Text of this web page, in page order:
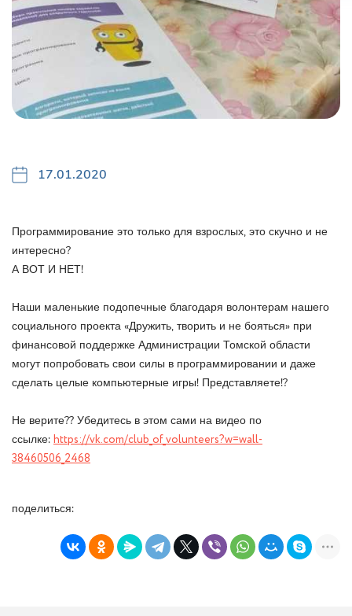
17.01.2020
Программирование это только для взрослых, это скучно и не
интересно?
А ВОТ И НЕТ!
Наши маленькие подопечные благодаря волонтерам нашего
социального проекта «Дружить, творить и не бояться» при
финансовой поддержке Администрации Томской области
могут попробовать свои силы в программировании и даже
сделать целые компьютерные игры! Представляете!?
Не верите?? Убедитесь в этом сами на видео по
ссылке: https://vk.com/club_of_volunteers?w=wall-
38460506_2468
поделиться: